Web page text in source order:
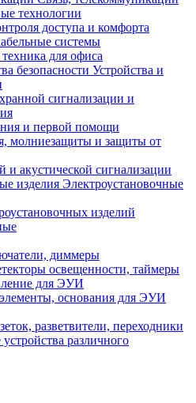
технологии
доступа и комфорта
системы
для офиса
Устройства и
сигнализации и
и первой помощи
молниезащиты и защиты от
и акустической сигнализации
Электроустановочные
изделий
диммеры
освещенности, таймеры
для ЭУИ
основания для ЭУИ
разветвители, переходники
различного